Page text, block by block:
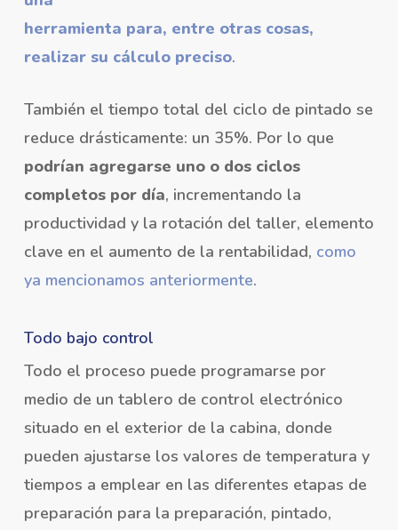
herramienta para, entre otras cosas,
realizar su cálculo preciso.
También el tiempo total del ciclo de pintado se
reduce drásticamente: un 35%. Por lo que
podrían agregarse uno o dos ciclos
completos por día, incrementando la
productividad y la rotación del taller, elemento
clave en el aumento de la rentabilidad, como
ya mencionamos anteriormente.
Todo bajo control
Todo el proceso puede programarse por
medio de un tablero de control electrónico
situado en el exterior de la cabina, donde
pueden ajustarse los valores de temperatura y
tiempos a emplear en las diferentes etapas de
preparación para la preparación, pintado,